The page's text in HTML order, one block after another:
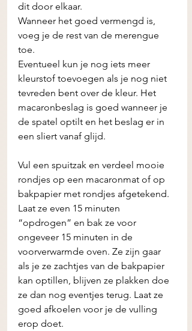
dit door elkaar.
Wanneer het goed vermengd is,
voeg je de rest van de merengue
toe.
Eventueel kun je nog iets meer
kleurstof toevoegen als je nog niet
tevreden bent over de kleur. Het
macaronbeslag is goed wanneer je
de spatel optilt en het beslag er in
een sliert vanaf glijd.
Vul een spuitzak en verdeel mooie
rondjes op een macaronmat of op
bakpapier met rondjes afgetekend.
Laat ze even 15 minuten
“opdrogen” en bak ze voor
ongeveer 15 minuten in de
voorverwarmde oven. Ze zijn gaar
als je ze zachtjes van de bakpapier
kan optillen, blijven ze plakken doe
ze dan nog eventjes terug. Laat ze
goed afkoelen voor je de vulling
erop doet.